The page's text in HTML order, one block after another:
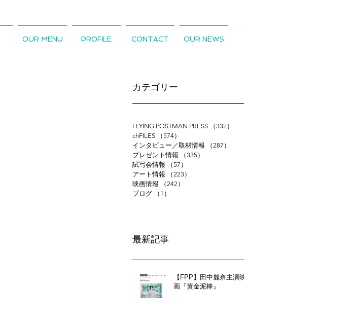
OUR MENU PROFILE CONTACT OUR NEWS
​カテゴリー
FLYING POSTMAN PRESS （332）
chFILES
（574）
インタビュー／取材情報
（287）
プレゼント情報
（335）
試写会情報
（57）
アート情報
（223）
映画情報
（242）
ブログ
（1）
最新記事
【FPP】田中麗奈主演映
画『黄金泥棒』